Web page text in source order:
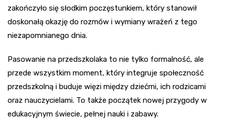
zakończyło się słodkim poczęstunkiem, który stanowił
doskonałą okazję do rozmów i wymiany wrażeń z tego
niezapomnianego dnia.
Pasowanie na przedszkolaka to nie tylko formalność, ale
przede wszystkim moment, który integruje społeczność
przedszkolną i buduje więzi między dziećmi, ich rodzicami
oraz nauczycielami. To także początek nowej przygody w
edukacyjnym świecie, pełnej nauki i zabawy.